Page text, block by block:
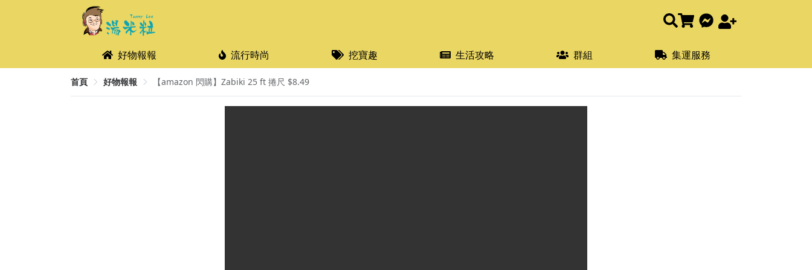
好物報報 流行時尚 挖寶趣 生活攻略 群組 集運服務
首頁 好物報報 【amazon 閃購】Zabiki 25 ft 捲尺 $8.49